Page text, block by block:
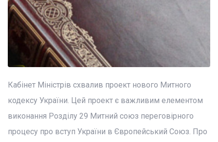
Кабінет Міністрів схвалив проект нового Митного
кодексу України. Цей проект є важливим елементом
виконання Розділу 29 Митний союз переговірного
процесу про вступ України в Європейський Союз. Про